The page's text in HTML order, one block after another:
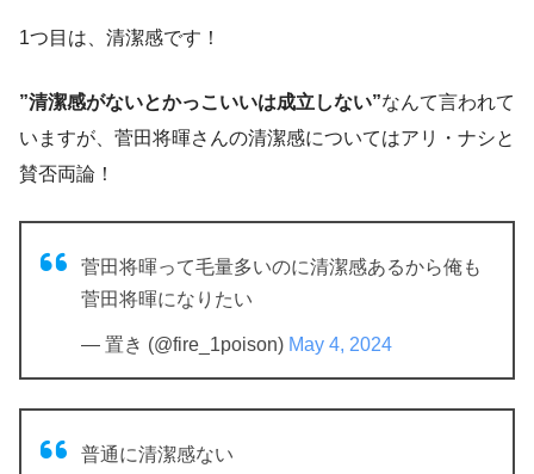
1つ目は、清潔感です！
”清潔感がないとかっこいいは成立しない”なんて言われて
いますが、菅田将暉さんの清潔感についてはアリ・ナシと
賛否両論！
菅田将暉って毛量多いのに清潔感あるから俺も
菅田将暉になりたい
— 置き (@fire_1poison) May 4, 2024
普通に清潔感ない